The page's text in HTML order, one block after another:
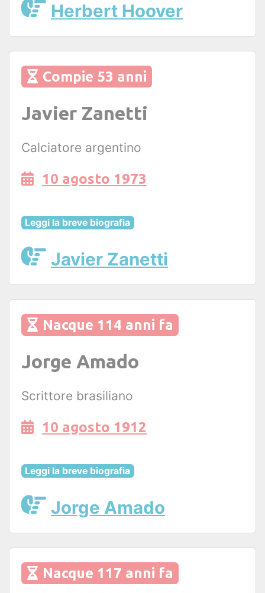
Herbert Hoover
Compie 53 anni
Javier Zanetti
Calciatore argentino
10 agosto 1973
Leggi la breve biografia
Javier Zanetti
Nacque 114 anni fa
Jorge Amado
Scrittore brasiliano
10 agosto 1912
Leggi la breve biografia
Jorge Amado
Nacque 117 anni fa